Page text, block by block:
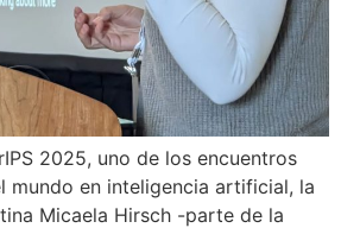
2025, uno de los encuentros
mundo en inteligencia artificial, la
Micaela Hirsch -parte de la